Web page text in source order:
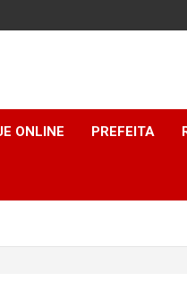
ONLINE PREFEITA